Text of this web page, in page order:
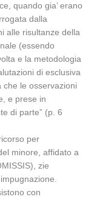
quando gia’ erano
dalla
alle risultanze della
(essendo
e la metodologia
di esclusiva
che le osservazioni
e prese in
di parte” (p. 6
per
minore, affidato a
zie
con